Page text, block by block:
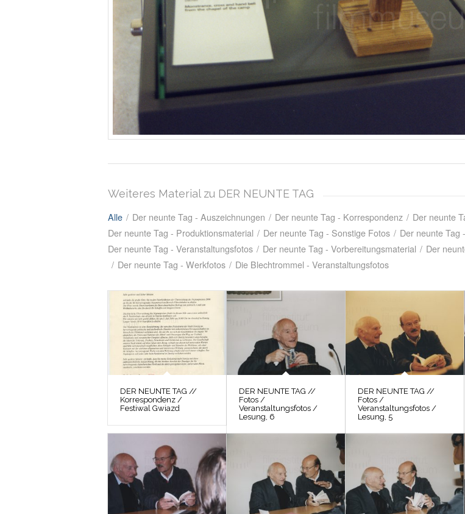
Weiteres Material zu DER NEUNTE TAG
Alle / Der neunte Tag - Auszeichnungen / Der neunte Tag - Korrespondenz / Der neunte
Der neunte Tag - Produktionsmaterial / Der neunte Tag - Sonstige Fotos / Der neunte Tag
Der neunte Tag - Veranstaltungsfotos / Der neunte Tag - Vorbereitungsmaterial / Der
/ Der neunte Tag - Werkfotos / Die Blechtrommel - Veranstaltungsfotos
DER NEUNTE TAG //
Korrespondenz /
Festiwal Gwiazd
DER NEUNTE TAG //
Fotos /
Veranstaltungsfotos /
Lesung, 6
DER NEUNTE TAG //
Fotos /
Veranstaltungsfotos /
Lesung, 5